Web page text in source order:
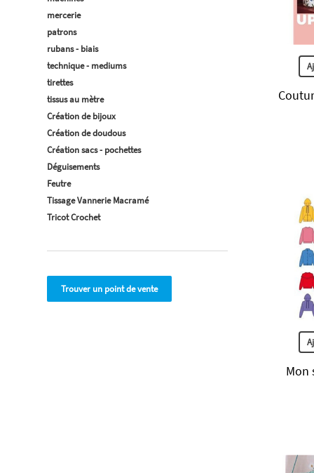
Mon
mercerie
patrons
rubans - biais
technique - mediums
tirettes
tissus au mètre
Création de bijoux
Création de doudous
Création sacs - pochettes
Déguisements
Feutre
Tissage Vannerie Macramé
Tricot Crochet
Trouver un point de vente